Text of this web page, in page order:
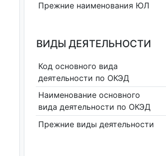
Прежние наименования ЮЛ
ВИДЫ ДЕЯТЕЛЬНОСТИ
Код основного вида
деятельности по ОКЭД
Наименование основного
вида деятельности по ОКЭД
Прежние виды деятельности